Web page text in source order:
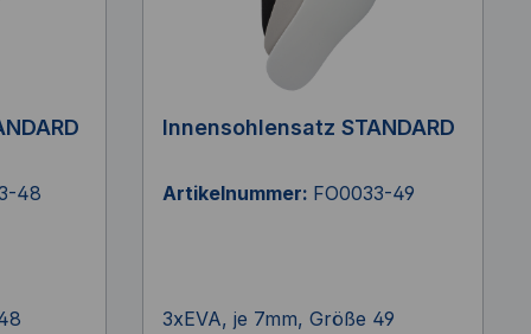
48
Innensohlensatz STANDARD
Artikelnummer: FO0033-49
3xEVA, je 7mm, Größe 49